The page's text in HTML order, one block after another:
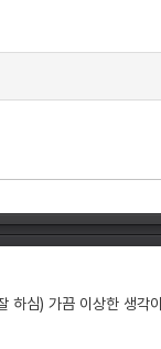
심) 가끔 이상한 생